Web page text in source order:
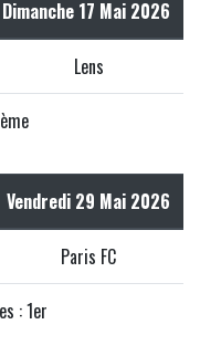
Dimanche 17 Mai 2026
Lens
Vendredi 29 Mai 2026
Paris FC
: 1er